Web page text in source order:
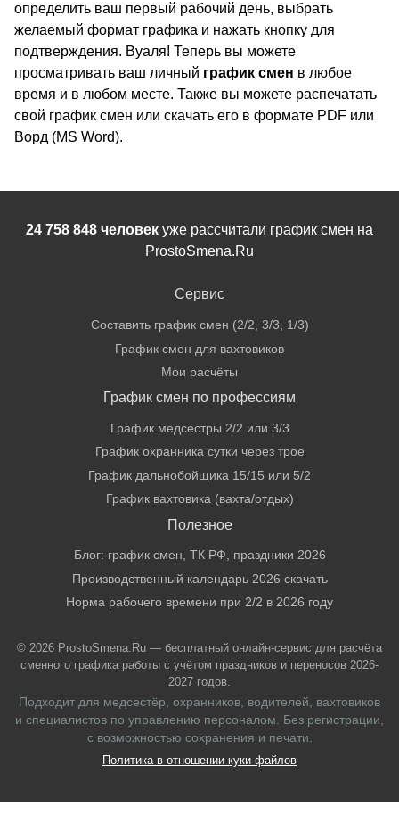
определить ваш первый рабочий день, выбрать
желаемый формат графика и нажать кнопку для
подтверждения. Вуаля! Теперь вы можете
просматривать ваш личный график смен в любое
время и в любом месте. Также вы можете распечатать
свой график смен или скачать его в формате PDF или
Ворд (MS Word).
24 758 848 человек уже рассчитали график смен на
ProstoSmena.Ru
Сервис
Составить график смен (2/2, 3/3, 1/3)
График смен для вахтовиков
Мои расчёты
График смен по профессиям
График медсестры 2/2 или 3/3
График охранника сутки через трое
График дальнобойщика 15/15 или 5/2
График вахтовика (вахта/отдых)
Полезное
Блог: график смен, ТК РФ, праздники 2026
Производственный календарь 2026 скачать
Норма рабочего времени при 2/2 в 2026 году
© 2026 ProstoSmena.Ru — бесплатный онлайн-сервис для расчёта
сменного графика работы с учётом праздников и переносов 2026-
2027 годов.
Подходит для медсестёр, охранников, водителей, вахтовиков
и специалистов по управлению персоналом. Без регистрации,
с возможностью сохранения и печати.
Политика в отношении куки-файлов